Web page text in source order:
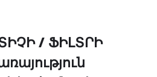
/ ՖԻԼՏՐԻ